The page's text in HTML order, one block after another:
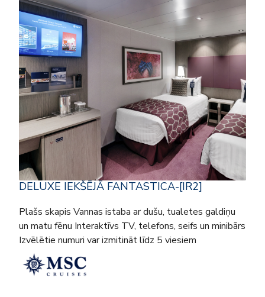
DELUXE IEKŠĒJĀ FANTASTICA-[IR2]
Plašs skapis Vannas istaba ar dušu, tualetes galdiņu
un matu fēnu Interaktīvs TV, telefons, seifs un minibārs
Izvēlētie numuri var izmitināt līdz 5 viesiem